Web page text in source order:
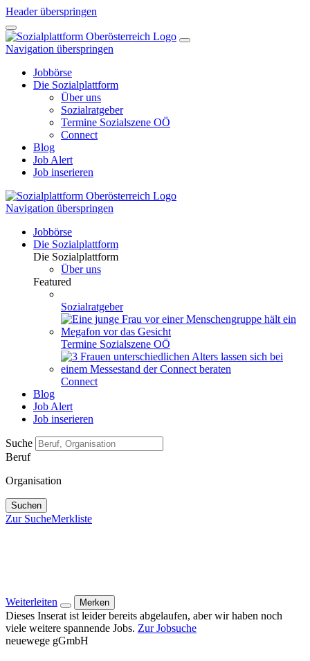
Header überspringen
Navigation überspringen
Jobbörse
Die Sozialplattform
Über uns
Sozialratgeber
Termine Sozialszene OÖ
Connect
Blog
Job Alert
Job inserieren
Navigation überspringen
Jobbörse
Die Sozialplattform
Die Sozialplattform
Über uns
Featured
Sozialratgeber
Termine Sozialszene OÖ
Connect
Blog
Job Alert
Job inserieren
Suche
Beruf
Organisation
Suchen
Zur SucheMerkliste
Weiterleiten Merken
Dieses Inserat ist leider bereits abgelaufen, aber wir haben noch
viele weitere spannende Jobs. Zur Jobsuche
neuewege gGmbH